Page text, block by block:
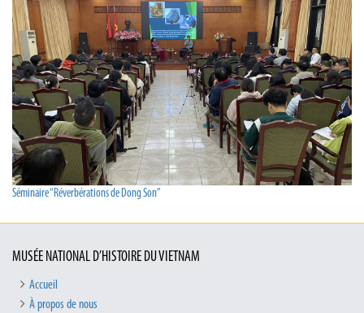
Séminaire “Réverbérations de Dong Son”
MUSÉE NATIONAL D’HISTOIRE DU VIETNAM
Accueil
À propos de nous